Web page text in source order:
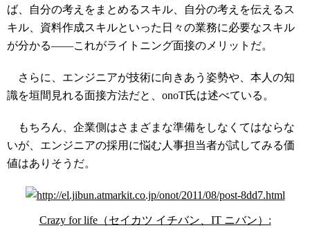
ば、自分の考えをまとめるスキル、自分の考えを伝えるス
キル、資料作成スキルといった日々の業務に必要なスキル
が分かる――これがライトニング面接のメリットだ。
さらに、エンジニアが技術に向きあう姿勢や、本人の知
識を垣間見れる面接方法だと、onoT氏は述べている。
もちろん、企業側はさまざまな準備をしなくてはならな
いが、エンジニアの採用に悩む人事担当者が試してみる価
値はありそうだ。
Crazy for life（セイカツ イチバン、IT ニバン）: